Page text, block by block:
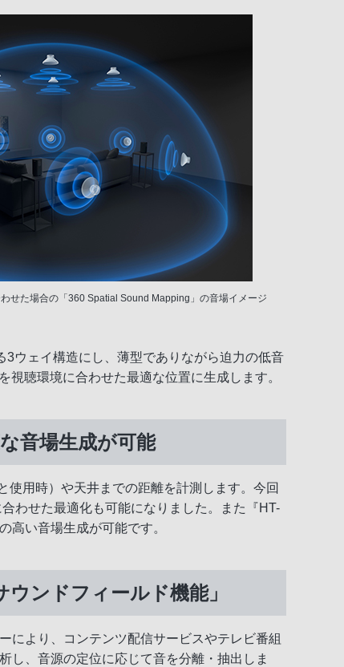
せた場合の「360 Spatial Sound Mapping」の音場イメージ
ウェイ構造にし、薄型でありながら迫力の低音
聴環境に合わせた最適な位置に生成します。
音場生成が可能
用時）や天井までの距離を計測します。今回
わせた最適化も可能になりました。また『HT-
高い音場生成が可能です。
ンドフィールド機能」
により、コンテンツ配信サービスやテレビ番組
し、音源の定位に応じて音を分離・抽出しま